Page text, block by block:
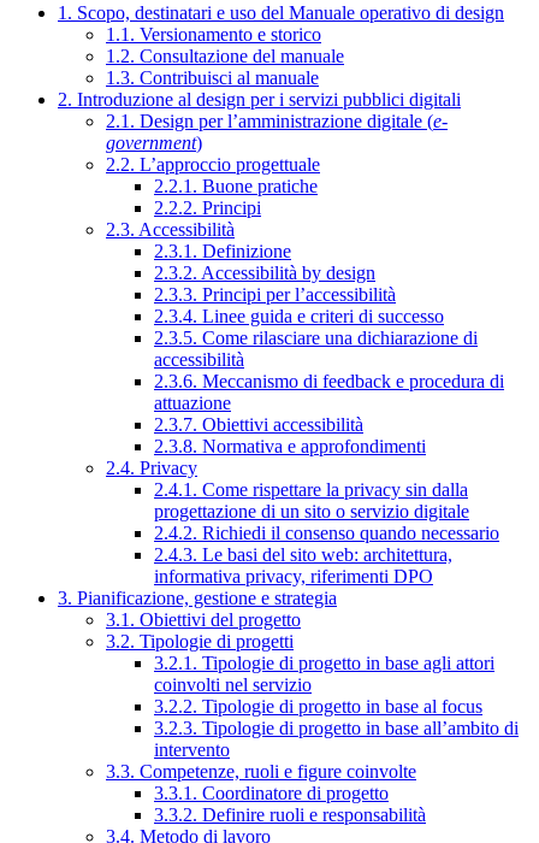
1. Scopo, destinatari e uso del Manuale operativo di design
1.1. Versionamento e storico
1.2. Consultazione del manuale
1.3. Contribuisci al manuale
2. Introduzione al design per i servizi pubblici digitali
2.1. Design per l’amministrazione digitale (e-
government)
2.2. L’approccio progettuale
2.2.1. Buone pratiche
2.2.2. Principi
2.3. Accessibilità
2.3.1. Definizione
2.3.2. Accessibilità by design
2.3.3. Principi per l’accessibilità
2.3.4. Linee guida e criteri di successo
2.3.5. Come rilasciare una dichiarazione di
accessibilità
2.3.6. Meccanismo di feedback e procedura di
attuazione
2.3.7. Obiettivi accessibilità
2.3.8. Normativa e approfondimenti
2.4. Privacy
2.4.1. Come rispettare la privacy sin dalla
progettazione di un sito o servizio digitale
2.4.2. Richiedi il consenso quando necessario
2.4.3. Le basi del sito web: architettura,
informativa privacy, riferimenti DPO
3. Pianificazione, gestione e strategia
3.1. Obiettivi del progetto
3.2. Tipologie di progetti
3.2.1. Tipologie di progetto in base agli attori
coinvolti nel servizio
3.2.2. Tipologie di progetto in base al focus
3.2.3. Tipologie di progetto in base all’ambito di
intervento
3.3. Competenze, ruoli e figure coinvolte
3.3.1. Coordinatore di progetto
3.3.2. Definire ruoli e responsabilità
3.4. Metodo di lavoro